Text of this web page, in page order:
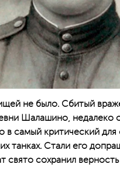
не было. Сбитый
Шалашино, недалеко
в самый критический для
танках. Стали его
сохранил